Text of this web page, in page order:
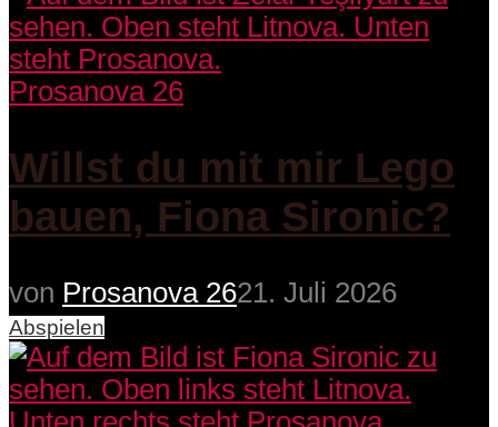
Prosanova 26
Willst du mit mir Lego
bauen, Fiona Sironic?
von Prosanova 2621. Juli 2026
Abspielen